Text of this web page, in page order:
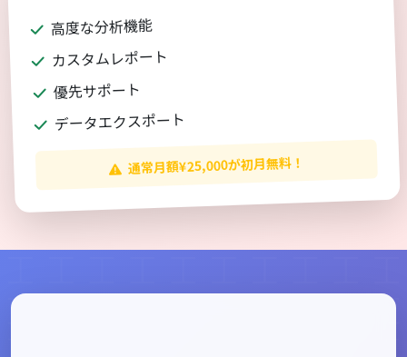
高度な分析機能
カスタムレポート
優先サポート
データエクスポート
通常月額¥25,000が初月無料！